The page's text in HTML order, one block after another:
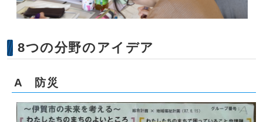
8つの分野のアイデア
A 防災